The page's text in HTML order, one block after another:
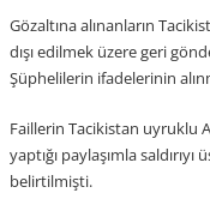
Gözaltına alınanların
dışı edilmek üzere geri
Şüphelilerin ifadelerinin
Faillerin Tacikistan uyruklu
yaptığı paylaşımla
belirtilmişti.